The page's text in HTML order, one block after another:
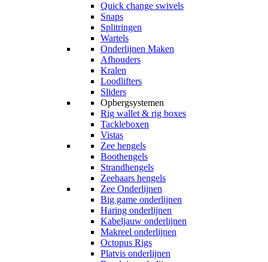
Quick change swivels
Snaps
Splitringen
Wartels
Onderlijnen Maken
Afhouders
Kralen
Loodlifters
Sliders
Opbergsystemen
Rig wallet & rig boxes
Tackleboxen
Vistas
Zee hengels
Boothengels
Strandhengels
Zeebaars hengels
Zee Onderlijnen
Big game onderlijnen
Haring onderlijnen
Kabeljauw onderlijnen
Makreel onderlijnen
Octopus Rigs
Platvis onderlijnen